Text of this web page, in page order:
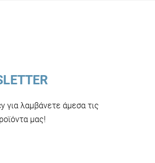
για λαμβάνετε άμεσα τις
μας!